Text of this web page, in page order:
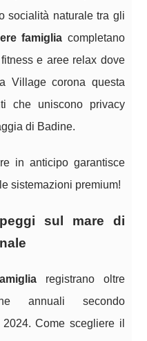
socialità naturale tra gli
famiglia completano
e aree relax dove
Village corona questa
che uniscono privacy
di Badine.
in anticipo garantisce
sistemazioni premium!
sul mare di
registrano oltre
annuali secondo
Come scegliere il